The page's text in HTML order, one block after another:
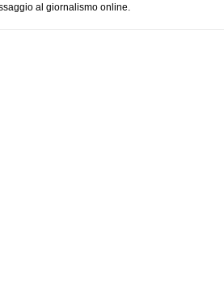
al giornalismo online.